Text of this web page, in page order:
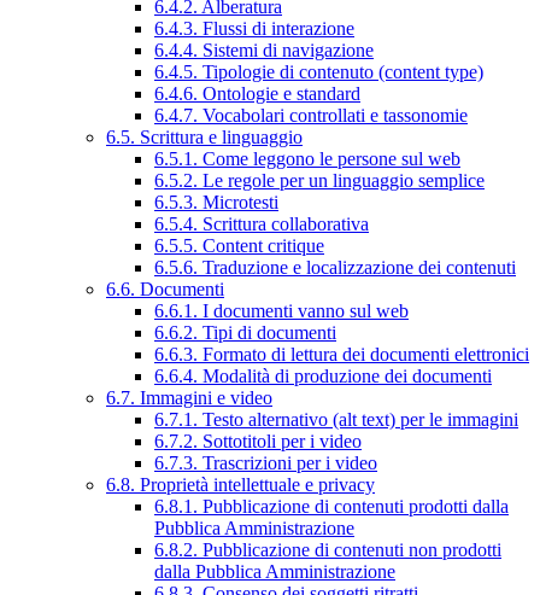
6.4.2. Alberatura
6.4.3. Flussi di interazione
6.4.4. Sistemi di navigazione
6.4.5. Tipologie di contenuto (content type)
6.4.6. Ontologie e standard
6.4.7. Vocabolari controllati e tassonomie
6.5. Scrittura e linguaggio
6.5.1. Come leggono le persone sul web
6.5.2. Le regole per un linguaggio semplice
6.5.3. Microtesti
6.5.4. Scrittura collaborativa
6.5.5. Content critique
6.5.6. Traduzione e localizzazione dei contenuti
6.6. Documenti
6.6.1. I documenti vanno sul web
6.6.2. Tipi di documenti
6.6.3. Formato di lettura dei documenti elettronici
6.6.4. Modalità di produzione dei documenti
6.7. Immagini e video
6.7.1. Testo alternativo (alt text) per le immagini
6.7.2. Sottotitoli per i video
6.7.3. Trascrizioni per i video
6.8. Proprietà intellettuale e privacy
6.8.1. Pubblicazione di contenuti prodotti dalla
Pubblica Amministrazione
6.8.2. Pubblicazione di contenuti non prodotti
dalla Pubblica Amministrazione